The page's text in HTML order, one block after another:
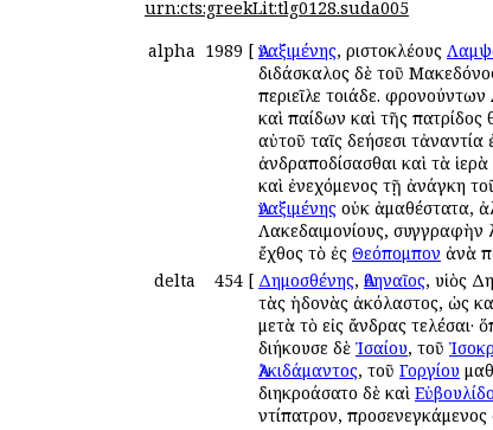
urn:cts:greekLit:tlg0128.suda005
alpha 1989 [ Ἀναξιμένης, Ἀριστοκλέους
διδάσκαλος δὲ τοῦ
περιεῖλε τοιάδε.
καὶ παίδων καὶ τῆς
αὐτοῦ ταῖς δεήσεσι
ἀνδραποδίσασθαι καὶ τὰ
καὶ ἐνεχόμενος τῇ ἀνάγκη
Ἀναξιμένης οὐκ ἀμαθέστατα,
Λακεδαιμονίους, συγγραφὴν
ἔχθος τὸ ἐς Θεόπομπον ἀνὰ
delta
454 [ Δημοσθένης, Ἀθηναῖος, υἱὸς
τὰς ἡδονὰς ἀκόλαστος, ὡς
μετὰ τὸ εἰς ἄνδρας τελέσαι·
διήκουσε δὲ Ἰσαίου, τοῦ
Ἀλκιδάμαντος, τοῦ Γοργίου
διηκροάσατο δὲ καὶ
Ἀντίπατρον,